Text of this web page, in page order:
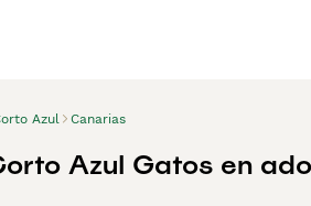
Azul Canarias
Azul Gatos en